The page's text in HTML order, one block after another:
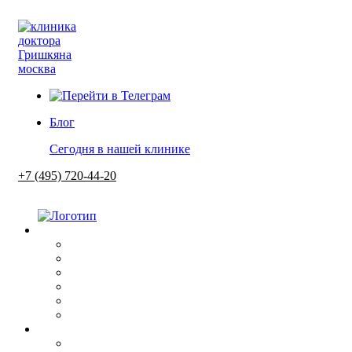
Блог
Сегодня в нашей клинике
+7 (495) 720-44-20